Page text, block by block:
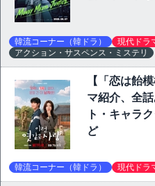
韓流コーナー（韓ドラ）
現代ドラ
アクション・サスペンス・ミステリ
【「恋は飴
マ紹介、全
ト・キャラ
ど
韓流コーナー（韓ドラ） 現代ドラ